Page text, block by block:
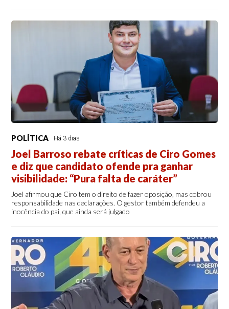
POLÍTICA Há 3 dias
Joel Barroso rebate críticas de Ciro Gomes
e diz que candidato ofende pra ganhar
visibilidade: “Pura falta de caráter”
Joel afirmou que Ciro tem o direito de fazer oposição, mas cobrou
responsabilidade nas declarações. O gestor também defendeu a
inocência do pai, que ainda será julgado